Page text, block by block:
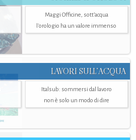
Maggi Officine, sott’acqua
l'orologio ha un valore immenso
LAVORI SULL’ACQUA
Italsub: sommersi dal lavoro
non è solo un modo di dire